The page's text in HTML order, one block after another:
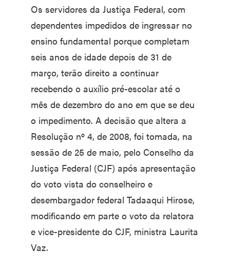
Os servidores da Justiça Federal, com
dependentes impedidos de ingressar no
ensino fundamental porque completam
seis anos de idade depois de 31 de
março, terão direito a continuar
recebendo o auxílio pré-escolar até o
mês de dezembro do ano em que se deu
o impedimento. A decisão que altera a
Resolução nº 4, de 2008, foi tomada, na
sessão de 25 de maio, pelo Conselho da
Justiça Federal (CJF) após apresentação
do voto vista do conselheiro e
desembargador federal Tadaaqui Hirose,
modificando em parte o voto da relatora
e vice-presidente do CJF, ministra Laurita
Vaz.